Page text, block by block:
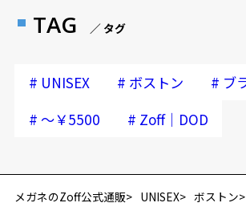
再入荷お知らせメールのお申し込み
をされる場合は、レンズ代金の他に3,300円(税込
入した商品本体と発送日がわかる【商品発送メー
タッフにご提示ください。
TAG ／ タグ
# UNISEX # ボストン # ブ
# ～￥5500 # Zoff｜DOD
メガネのZoff公式通販 UNISEX ボストン